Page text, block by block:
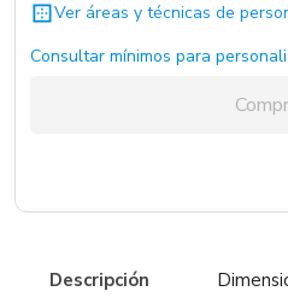
Ver áreas y técnicas de
Consultar mínimos para
Descripción